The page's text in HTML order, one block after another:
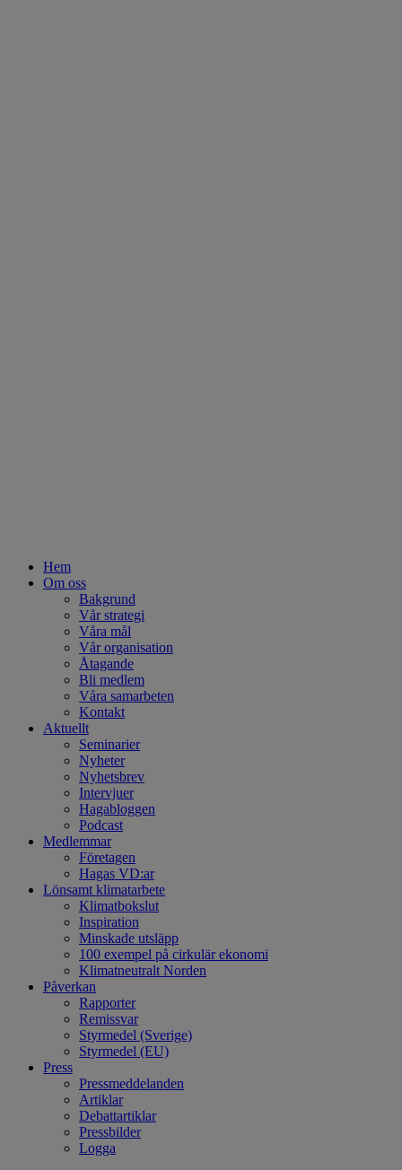
Hem
Om oss
Bakgrund
Vår strategi
Våra mål
Vår organisation
Åtagande
Bli medlem
Våra samarbeten
Kontakt
Aktuellt
Seminarier
Nyheter
Nyhetsbrev
Intervjuer
Hagabloggen
Podcast
Medlemmar
Företagen
Hagas VD:ar
Lönsamt klimatarbete
Klimatbokslut
Inspiration
Minskade utsläpp
100 exempel på cirkulär ekonomi
Klimatneutralt Norden
Påverkan
Rapporter
Remissvar
Styrmedel (Sverige)
Styrmedel (EU)
Press
Pressmeddelanden
Artiklar
Debattartiklar
Pressbilder
Logga